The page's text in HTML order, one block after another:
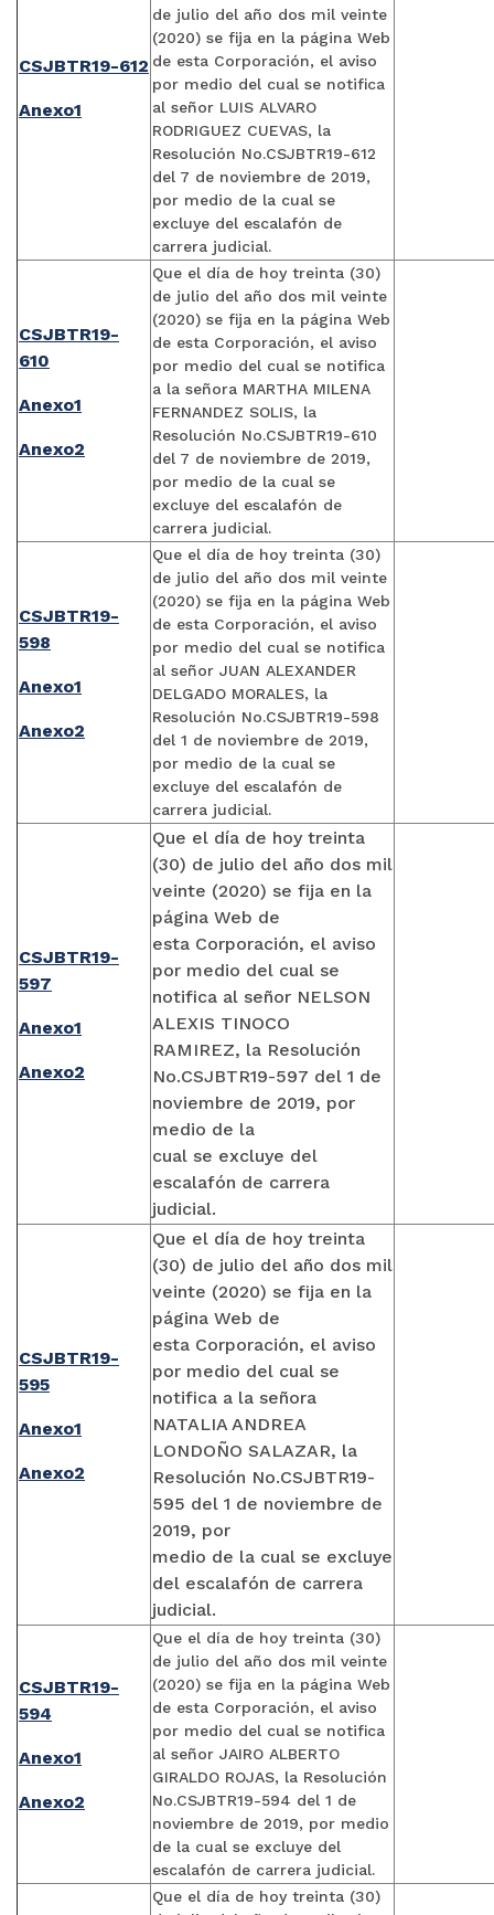
CSJBTR19-612
Anexo1
de julio del año dos mil veinte
(2020) se fija en la página Web
de esta Corporación, el aviso
por medio del cual se notifica
al señor LUIS ALVARO
RODRIGUEZ CUEVAS, la
Resolución No.CSJBTR19-612
del 7 de noviembre de 2019,
por medio de la cual se
excluye del escalafón de
carrera judicial.
CSJBTR19-
610
Anexo1
Anexo2
Que el día de hoy treinta (30)
de julio del año dos mil veinte
(2020) se fija en la página Web
de esta Corporación, el aviso
por medio del cual se notifica
a la señora MARTHA MILENA
FERNANDEZ SOLIS, la
Resolución No.CSJBTR19-610
del 7 de noviembre de 2019,
por medio de la cual se
excluye del escalafón de
carrera judicial.
CSJBTR19-
598
Anexo1
Anexo2
Que el día de hoy treinta (30)
de julio del año dos mil veinte
(2020) se fija en la página Web
de esta Corporación, el aviso
por medio del cual se notifica
al señor JUAN ALEXANDER
DELGADO MORALES, la
Resolución No.CSJBTR19-598
del 1 de noviembre de 2019,
por medio de la cual se
excluye del escalafón de
carrera judicial.
CSJBTR19-
597
Anexo1
Anexo2
Que el día de hoy treinta
(30) de julio del año dos mil
veinte (2020) se fija en la
página Web de
esta Corporación, el aviso
por medio del cual se
notifica al señor NELSON
ALEXIS TINOCO
RAMIREZ, la Resolución
No.CSJBTR19-597 del 1 de
noviembre de 2019, por
medio de la
cual se excluye del
escalafón de carrera
judicial.
CSJBTR19-
595
Anexo1
Anexo2
Que el día de hoy treinta
(30) de julio del año dos mil
veinte (2020) se fija en la
página Web de
esta Corporación, el aviso
por medio del cual se
notifica a la señora
NATALIA ANDREA
LONDOÑO SALAZAR, la
Resolución No.CSJBTR19-
595 del 1 de noviembre de
2019, por
medio de la cual se excluye
del escalafón de carrera
judicial.
CSJBTR19-
594
Anexo1
Anexo2
Que el día de hoy treinta (30)
de julio del año dos mil veinte
(2020) se fija en la página Web
de esta Corporación, el aviso
por medio del cual se notifica
al señor JAIRO ALBERTO
GIRALDO ROJAS, la Resolución
No.CSJBTR19-594 del 1 de
noviembre de 2019, por medio
de la cual se excluye del
escalafón de carrera judicial.
Que el día de hoy treinta (30)